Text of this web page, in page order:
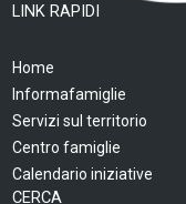
LINK RAPIDI
Home
Informafamiglie
Servizi sul territorio
Centro famiglie
Calendario iniziative
CERCA